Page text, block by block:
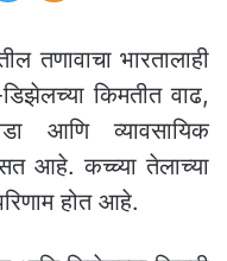
तणावाचा भारतालाही
किमतीत वाढ,
आणि व्यावसायिक
आहे. कच्च्या तेलाच्या
होत आहे.